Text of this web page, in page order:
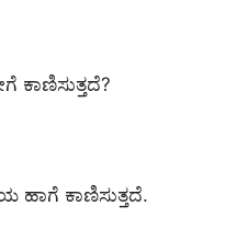
ಕಾಣಿಸುತ್ತದೆ?
ಕಾಣಿಸುತ್ತದೆ.